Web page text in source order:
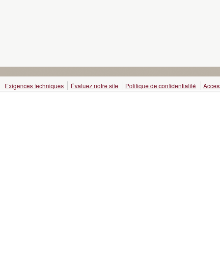
Exigences techniques Évaluez notre site Politique de confidentialité